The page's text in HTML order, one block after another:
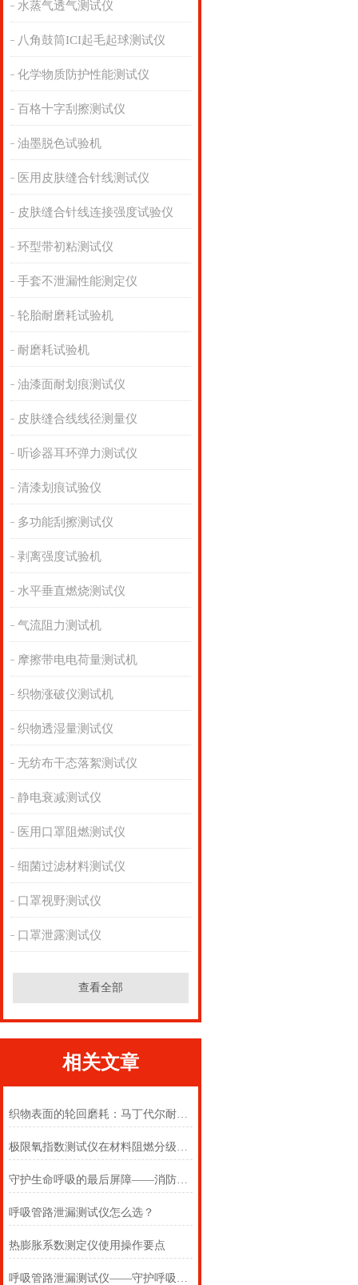
水蒸气透气测试仪
八角鼓筒ICI起毛起球测试仪
化学物质防护性能测试仪
百格十字刮擦测试仪
油墨脱色试验机
医用皮肤缝合针线测试仪
皮肤缝合针线连接强度试验仪
环型带初粘测试仪
手套不泄漏性能测定仪
轮胎耐磨耗试验机
耐磨耗试验机
油漆面耐划痕测试仪
皮肤缝合线线径测量仪
听诊器耳环弹力测试仪
清漆划痕试验仪
多功能刮擦测试仪
剥离强度试验机
水平垂直燃烧测试仪
气流阻力测试机
摩擦带电电荷量测试机
织物涨破仪测试机
织物透湿量测试仪
无纺布干态落絮测试仪
静电衰减测试仪
医用口罩阻燃测试仪
细菌过滤材料测试仪
口罩视野测试仪
口罩泄露测试仪
查看全部
相关文章
织物表面的轮回磨耗：马丁代尔耐磨仪在多点轨迹与压力恒定下的耐用叙事
极限氧指数测试仪在材料阻燃分级中的浓度边界判定
守护生命呼吸的最后屏障——消防自救呼吸器防护性能测试仪的全面检测
呼吸管路泄漏测试仪怎么选？
热膨胀系数测定仪使用操作要点
呼吸管路泄漏测试仪——守护呼吸类医疗器械安全的精密检测方案